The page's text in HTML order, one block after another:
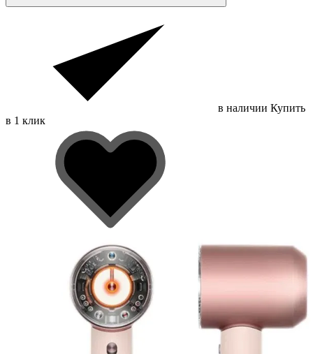
в наличии Купить
в 1 клик